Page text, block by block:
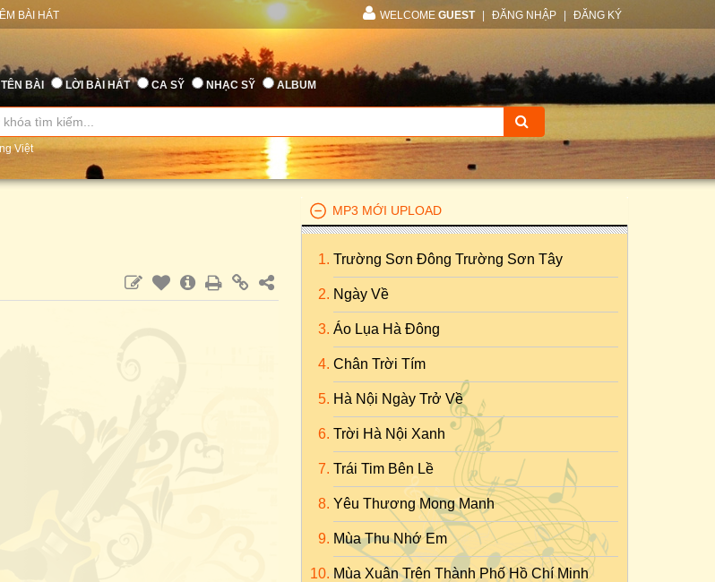
BÀI HÁT WELCOME GUEST ĐĂNG NHẬP ĐĂNG KÝ
TÊN BÀI LỜI BÀI HÁT CA SỸ NHẠC SỸ ALBUM
Việt
MP3 MỚI UPLOAD
Trường Sơn Đông Trường Sơn Tây
Ngày Về
Áo Lụa Hà Đông
Chân Trời Tím
Hà Nội Ngày Trở Về
Trời Hà Nội Xanh
Trái Tim Bên Lề
Yêu Thương Mong Manh
Mùa Thu Nhớ Em
Mùa Xuân Trên Thành Phố Hồ Chí Minh